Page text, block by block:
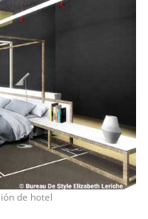
de hotel